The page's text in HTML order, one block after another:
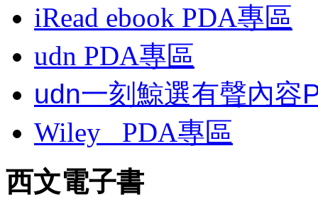
iRead ebook PDA專區
udn PDA專區
udn一刻鯨選有聲內容
Wiley
PDA專區
西文電子書